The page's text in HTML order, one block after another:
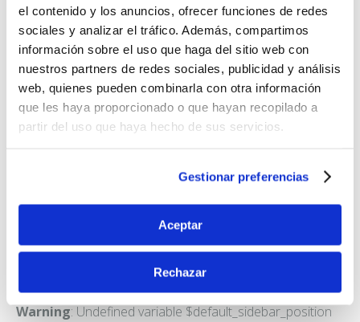
el contenido y los anuncios, ofrecer funciones de redes
sociales y analizar el tráfico. Además, compartimos
información sobre el uso que haga del sitio web con
nuestros partners de redes sociales, publicidad y análisis
web, quienes pueden combinarla con otra información
que les haya proporcionado o que hayan recopilado a
partir del uso que haya hecho de sus servicios.
Gestionar preferencias
Aceptar
Rechazar
FARMACIA CARRION BARBERA, CRISTINA
AV. SANDOVAL, 10
Warning: Undefined variable $default_sidebar_position